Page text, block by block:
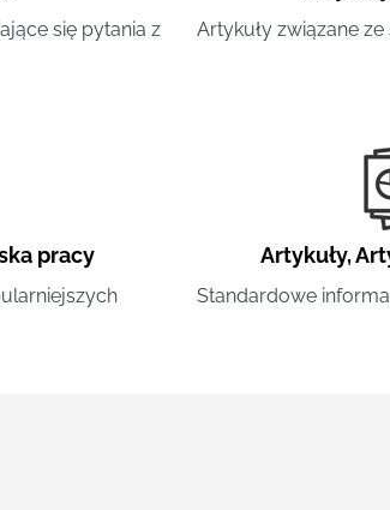
się pytania z
Artykuły związane
pracy Artykuły,
Standardowe